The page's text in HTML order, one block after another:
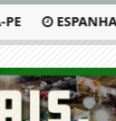
ESPANHA